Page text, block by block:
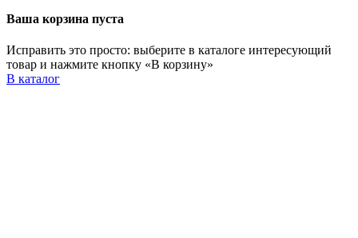
Ваша корзина пуста
Исправить это просто: выберите в каталоге интересующий
товар и нажмите кнопку «В корзину»
В каталог